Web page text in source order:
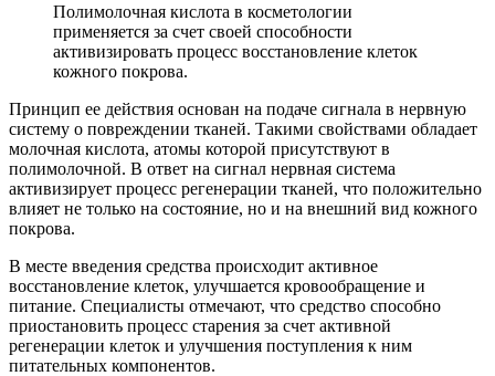
Полимолочная кислота в косметологии
применяется за счет своей способности
активизировать процесс восстановление клеток
кожного покрова.
Принцип ее действия основан на подаче сигнала в нервную
систему о повреждении тканей. Такими свойствами обладает
молочная кислота, атомы которой присутствуют в
полимолочной. В ответ на сигнал нервная система
активизирует процесс регенерации тканей, что положительно
влияет не только на состояние, но и на внешний вид кожного
покрова.
В месте введения средства происходит активное
восстановление клеток, улучшается кровообращение и
питание. Специалисты отмечают, что средство способно
приостановить процесс старения за счет активной
регенерации клеток и улучшения поступления к ним
питательных компонентов.